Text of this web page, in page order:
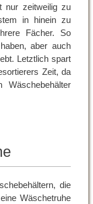
nur zeitweilig zu
in hinein zu
Fächer. So
aber auch
Letztlich spart
Zeit, da
die
Wäschetruhe